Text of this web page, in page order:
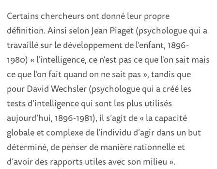
Certains chercheurs ont donné leur propre
définition. Ainsi selon Jean Piaget (psychologue qui a
travaillé sur le développement de l’enfant, 1896-
1980) « l’intelligence, ce n'est pas ce que l'on sait mais
ce que l'on fait quand on ne sait pas », tandis que
pour David Wechsler (psychologue qui a créé les
tests d’intelligence qui sont les plus utilisés
aujourd’hui, 1896-1981), il s’agit de « la capacité
globale et complexe de l’individu d’agir dans un but
déterminé, de penser de manière rationnelle et
d’avoir des rapports utiles avec son milieu ».